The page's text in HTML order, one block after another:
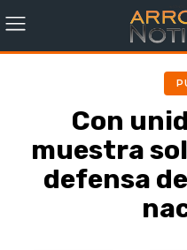
Con
muestra
defensa